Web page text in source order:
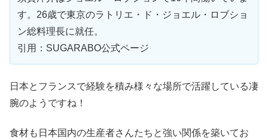
す。26歳で東京のラトリエ・ド・ジョエル・ロブショ
ン総料理長に就任。
引用：SUGARABO公式ページ
日本とフランスで経験を積み様々な場所で活躍している凄
腕のようですね！
食材も日本国内の生産者さんたちと強い関係を築いてお